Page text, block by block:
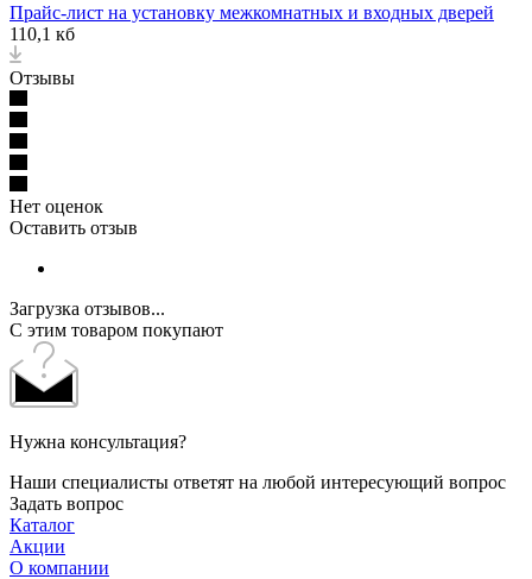
Прайс-лист на установку межкомнатных и входных дверей
110,1 кб
Отзывы
Нет оценок
Оставить отзыв
Загрузка отзывов...
С этим товаром покупают
Нужна консультация?
Наши специалисты ответят на любой интересующий вопрос
Задать вопрос
Каталог
Акции
О компании